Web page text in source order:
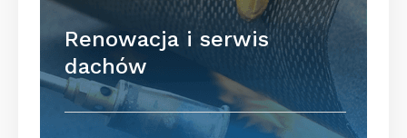
Renowacja i serwis
dachów